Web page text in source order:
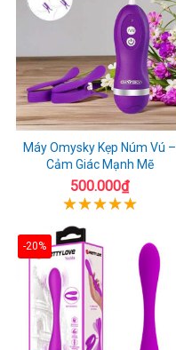
Máy Omysky Kẹp Núm Vú –
Cảm Giác Mạnh Mẽ
500.000₫
-20%